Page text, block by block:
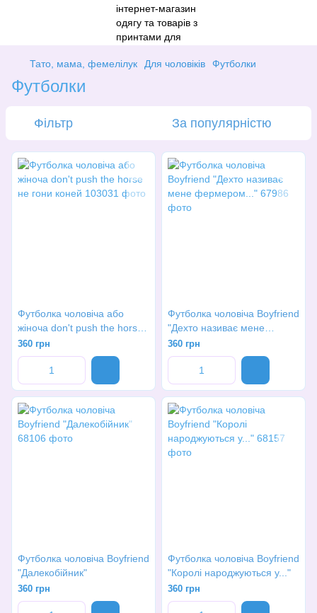
Тато, мама, фемелілук Для чоловіків Футболки
Футболки
Фільтр За популярністю
Футболка чоловіча або
жіноча don't push the horse
не гони коней
360 грн
Футболка чоловіча Boyfriend
"Дехто називає мене
фермером..."
360 грн
Футболка чоловіча Boyfriend
"Далекобійник"
360 грн
Футболка чоловіча Boyfriend
"Королі народжуються у..."
360 грн